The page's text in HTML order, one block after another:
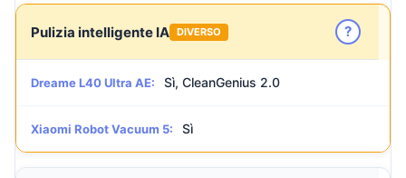
Pulizia intelligente IA DIVERSO ?
Dreame L40 Ultra AE: Sì, CleanGenius 2.0
Xiaomi Robot Vacuum 5: Sì